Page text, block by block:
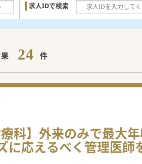
求人IDで検索
24 件
科】外来のみで最大
に応えるべく管理医師